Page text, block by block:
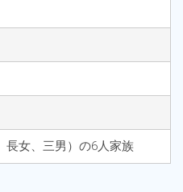
長女、三男）の6人家族